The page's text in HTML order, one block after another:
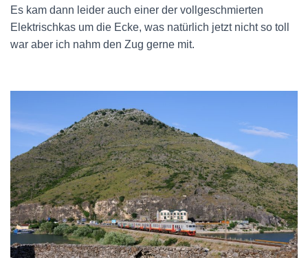
Es kam dann leider auch einer der vollgeschmierten
Elektrischkas um die Ecke, was natürlich jetzt nicht so toll
war aber ich nahm den Zug gerne mit.